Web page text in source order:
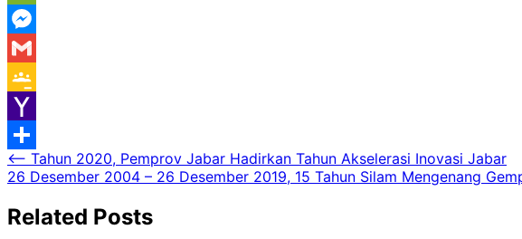
WeChat
Messenger
Gmail
Google
Classroom
Yahoo
Mail
Share
Navigasi
pos
⟵ Tahun 2020, Pemprov Jabar Hadirkan Tahun Akselerasi Inovasi Jabar
26 Desember 2004 – 26 Desember 2019, 15 Tahun Silam Mengenang
Related Posts